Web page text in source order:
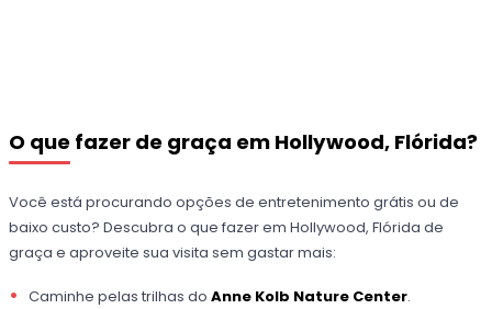
O que fazer de graça em Hollywood, Flórida?
Você está procurando opções de entretenimento grátis ou de
baixo custo? Descubra o que fazer em Hollywood, Flórida de
graça e aproveite sua visita sem gastar mais:
Caminhe pelas trilhas do Anne Kolb Nature Center.